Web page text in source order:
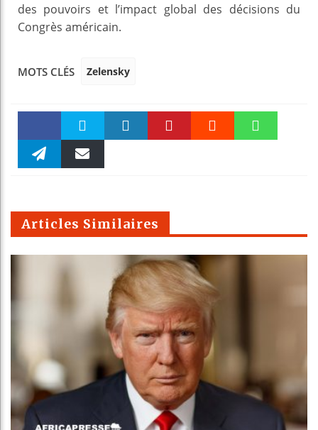
des pouvoirs et l’impact global des décisions du
Congrès américain.
MOTS CLÉS Zelensky
Faceboo Twitter
m
Articles Similaires